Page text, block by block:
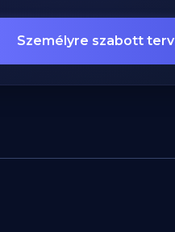
Személyre szabott terv